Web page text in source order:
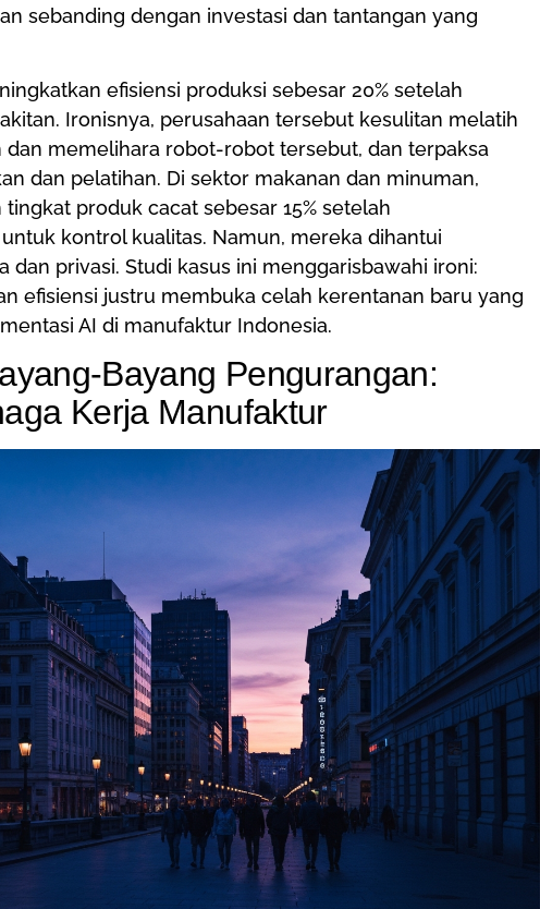
sebanding dengan investasi dan tantangan yang
efisiensi produksi sebesar 20% setelah
Ironisnya, perusahaan tersebut kesulitan melatih
memelihara robot-robot tersebut, dan terpaksa
dan pelatihan. Di sektor makanan dan minuman,
produk cacat sebesar 15% setelah
kontrol kualitas. Namun, mereka dihantui
dan privasi. Studi kasus ini menggarisbawahi ironi:
efisiensi justru membuka celah kerentanan baru yang
AI di manufaktur Indonesia.
Bayang Pengurangan:
Kerja Manufaktur